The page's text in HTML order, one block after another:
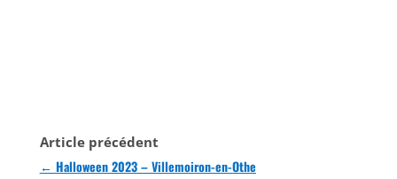
Article précédent
← Halloween 2023 – Villemoiron-en-Othe